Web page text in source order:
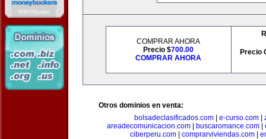
COMPRAR AHORA
Precio $700.00
COMPRAR AHORA
Precio
Otros dominios en venta:
bolsadeclasificados.com
e-curso.com
areadecomunicacion.com| buscaromance.com|
ciberperu.com| comprarviviendas.com|